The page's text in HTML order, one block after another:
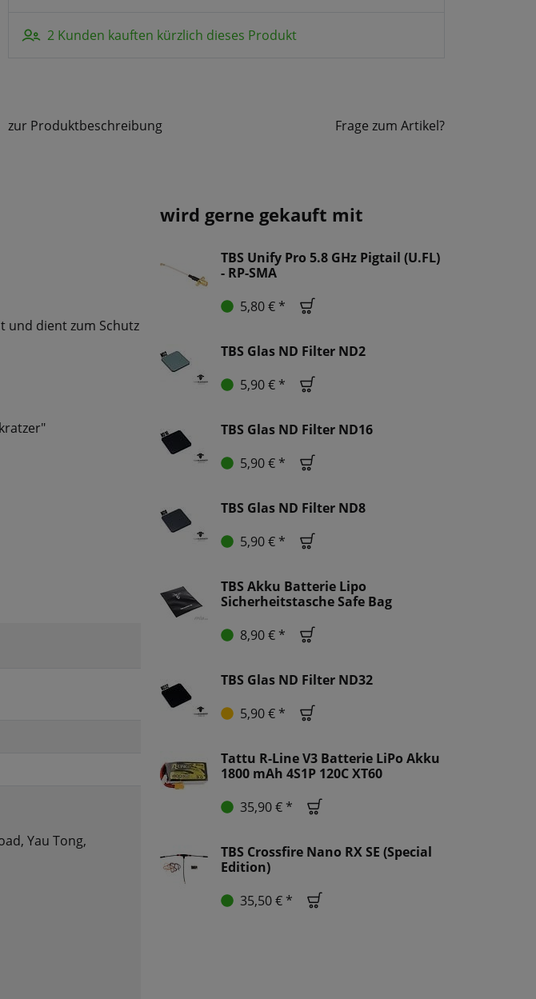
2 Kunden kauften kürzlich dieses Produkt
zur Produktbeschreibung Frage zum Artikel?
und dient zum Schutz
Yau Tong,
wird gerne gekauft mit
TBS Unify Pro 5.8 GHz Pigtail (U.FL)
- RP-SMA
5,80 € *
TBS Glas ND Filter ND2
5,90 € *
TBS Glas ND Filter ND16
5,90 € *
TBS Glas ND Filter ND8
5,90 € *
TBS Akku Batterie Lipo
Sicherheitstasche Safe Bag
8,90 € *
TBS Glas ND Filter ND32
5,90 € *
Tattu R-Line V3 Batterie LiPo Akku
1800 mAh 4S1P 120C XT60
35,90 € *
TBS Crossfire Nano RX SE (Special
Edition)
35,50 € *